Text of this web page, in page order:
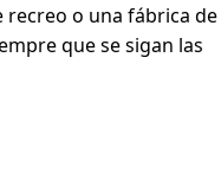
recreo o una fábrica de
que se sigan las